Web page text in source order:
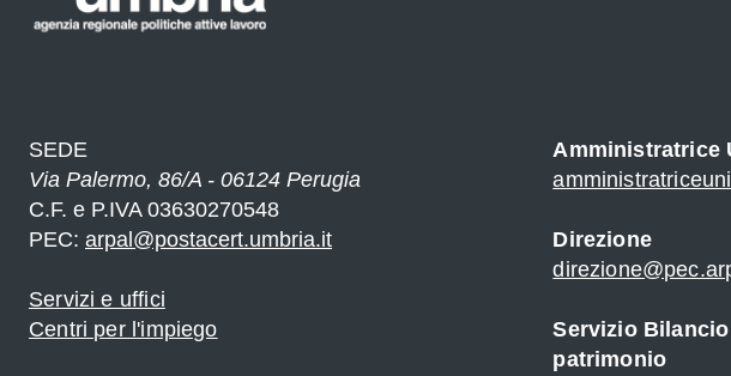
SEDE
Via Palermo, 86/A - 06124 Perugia
C.F. e P.IVA 03630270548
PEC: arpal@postacert.umbria.it
Servizi e uffici
Centri per l'impiego
Amministratrice
Direzione
Servizio
patrimonio